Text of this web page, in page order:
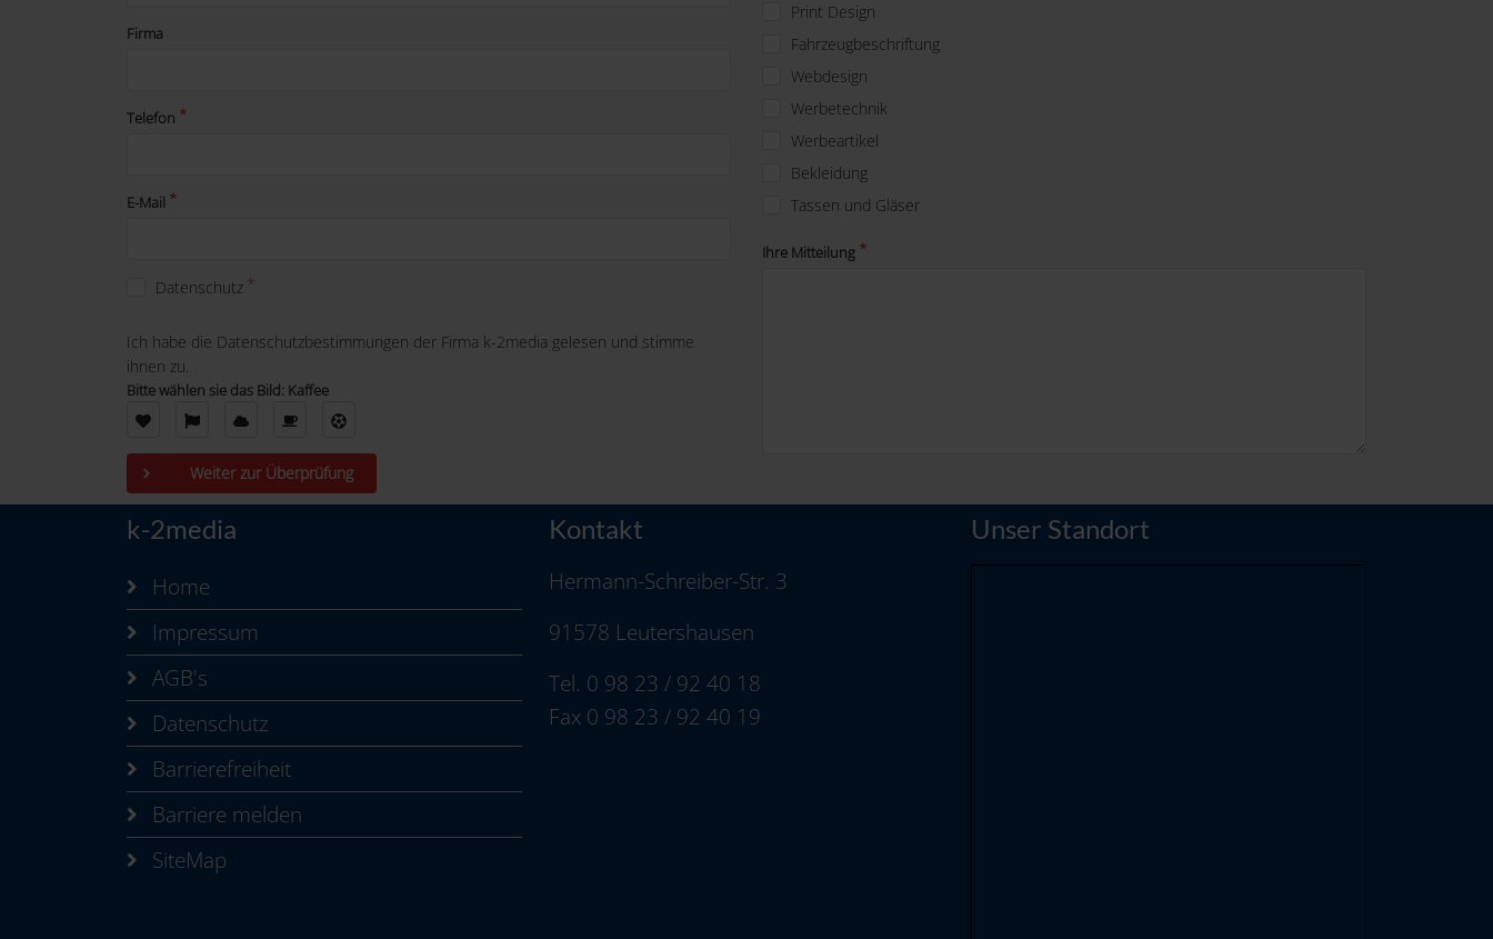
Firma
Telefon
E-Mail
Datenschutz
Ich habe die Datenschutzbestimmungen der Firma k-2media gelesen und stimme
ihnen zu.
Bitte wählen sie das Bild: Kaffee
Weiter zur Überprüfung
Print Design
Fahrzeugbeschriftung
Webdesign
Werbetechnik
Werbeartikel
Bekleidung
Tassen und Gläser
Ihre Mitteilung
k-2media
Home
Impressum
AGB's
Datenschutz
Barrierefreiheit
Barriere melden
SiteMap
Kontakt
Hermann-Schreiber-Str. 3
91578 Leutershausen
Tel. 0 98 23 / 92 40 18
Fax 0 98 23 / 92 40 19
Unser Standort